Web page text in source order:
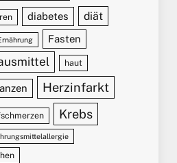
diabetes diät
Fasten
haut
Herzinfarkt
Krebs